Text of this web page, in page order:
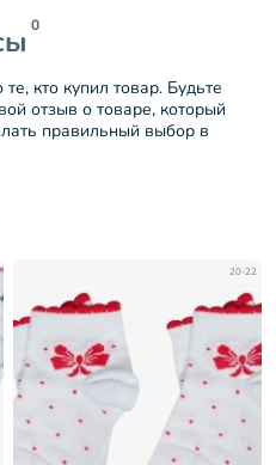
0
кто купил товар. Будьте
отзыв о товаре, который
правильный выбор в
20-22